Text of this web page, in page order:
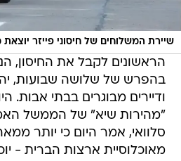
שיירת המשלוחים של חיסוני פייזר
הראשונים לקבל את החיסון,
בהפרש של שלושה שבועות,
ודיירים מבוגרים בבתי אבות.
"מהירות שיא" של הממשל
סלוואי, אמר היום כי יותר
מאוכלוסיית ארצות הברית -